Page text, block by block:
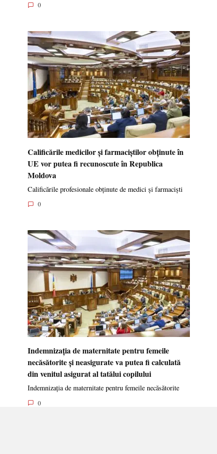
0
Calificările medicilor și farmaciștilor obținute în
UE vor putea fi recunoscute în Republica
Moldova
Calificările profesionale obținute de medici și farmaciști
0
Indemnizația de maternitate pentru femeile
necăsătorite și neasigurate va putea fi calculată
din venitul asigurat al tatălui copilului
Indemnizația de maternitate pentru femeile necăsătorite
0